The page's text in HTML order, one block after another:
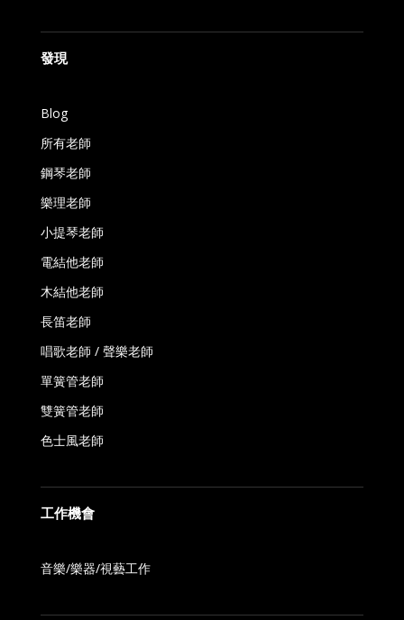
發現
Blog
所有老師
鋼琴老師
樂理老師
小提琴老師
電結他老師
木結他老師
長笛老師
唱歌老師 / 聲樂老師
單簧管老師
雙簧管老師
色士風老師
工作機會
音樂/樂器/視藝工作